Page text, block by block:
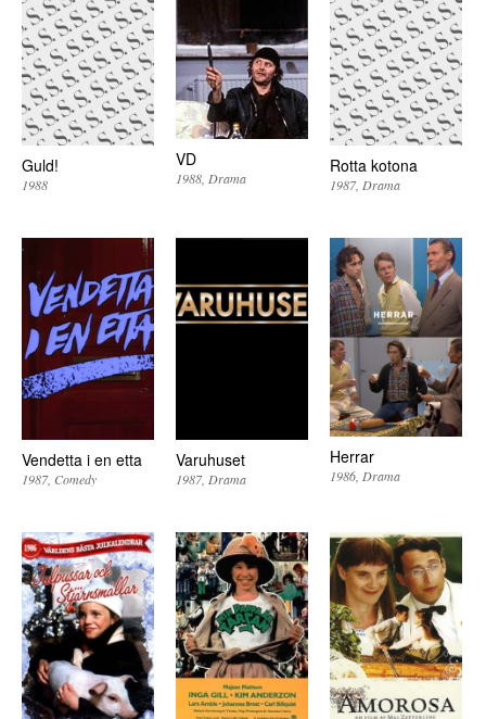
Guld!
1988
VD
1988 Drama
Rotta kotona
1987 Drama
Vendetta i en etta
1987 Comedy
Varuhuset
1987 Drama
Herrar
1986 Drama